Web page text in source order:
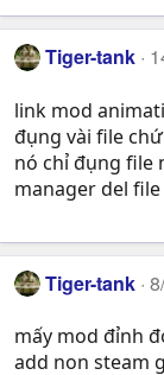
Tiger-tank
link mod
đụng vài file
nó chỉ đụng file
manager del
Tiger-tank
mấy mod đỉnh
add non steam